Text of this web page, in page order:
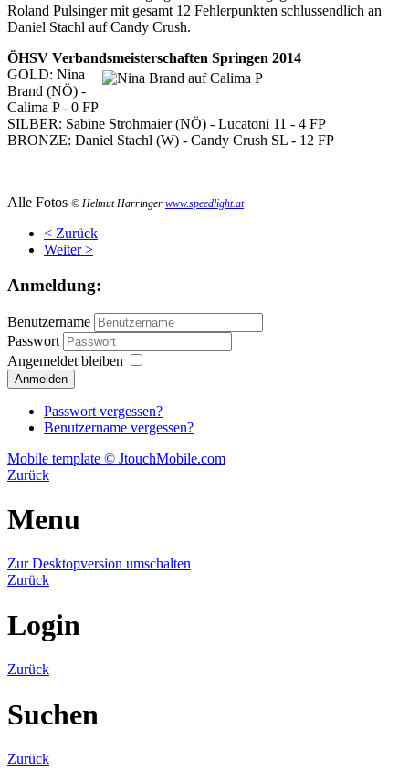
Roland Pulsinger mit gesamt 12 Fehlerpunkten schlussendlich an
Daniel Stachl auf Candy Crush.
ÖHSV Verbandsmeisterschaften Springen 2014
GOLD: Nina
Brand (NÖ) -
Calima P - 0 FP
SILBER: Sabine Strohmaier (NÖ) - Lucatoni 11 - 4 FP
BRONZE: Daniel Stachl (W) - Candy Crush SL - 12 FP
Alle Fotos © Helmut Harringer www.speedlight.at
< Zurück
Weiter >
Anmeldung:
Benutzername
Passwort
Angemeldet bleiben
Passwort vergessen?
Benutzername vergessen?
Mobile template © JtouchMobile.com
Zurück
Menu
Zur Desktopversion umschalten
Zurück
Login
Zurück
Suchen
Zurück